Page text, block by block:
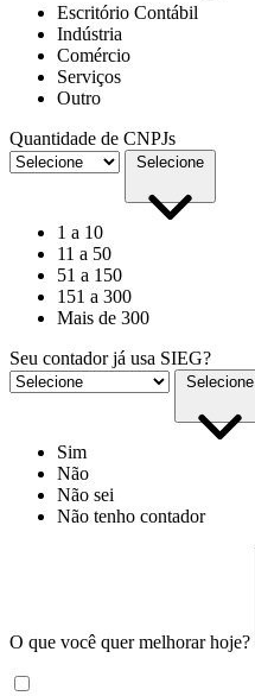
Escritório Contábil
Indústria
Comércio
Serviços
Outro
Quantidade de CNPJs
Selecione
1 a 10
11 a 50
51 a 150
151 a 300
Mais de 300
Seu contador já usa SIEG?
Selecione
Sim
Não
Não sei
Não tenho contador
O que você quer melhorar hoje?